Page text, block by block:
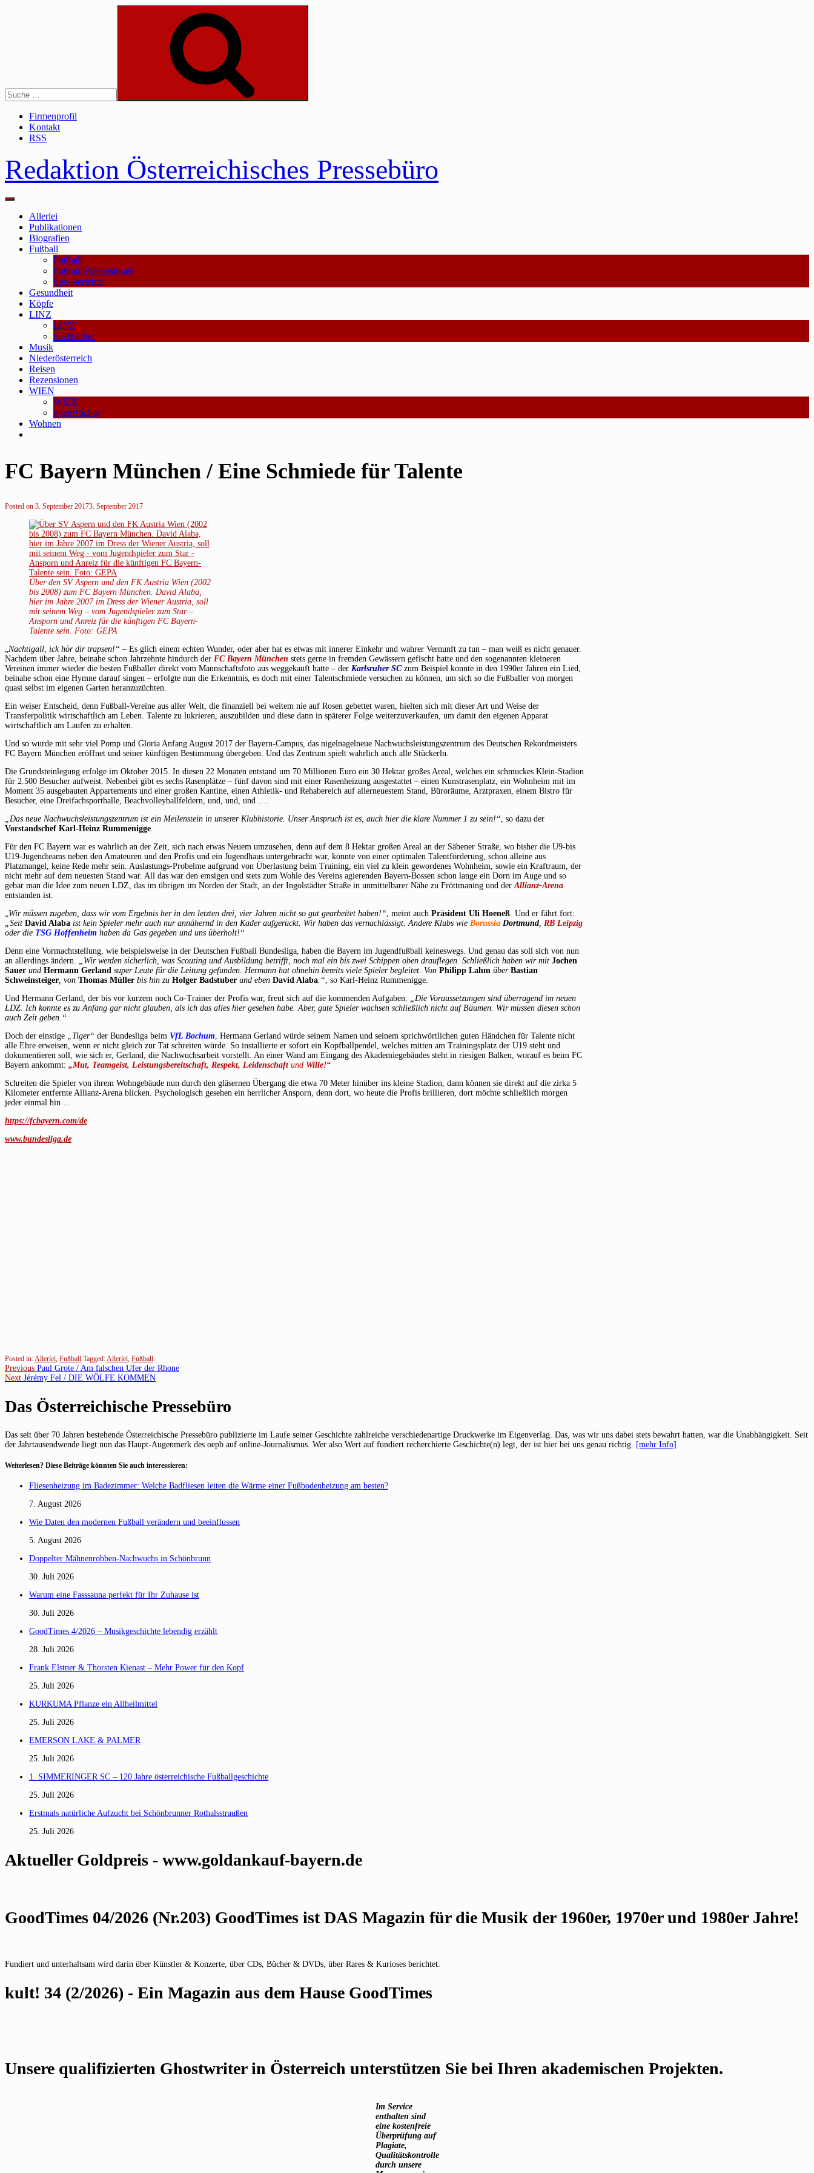
Suche
Firmenprofil
Kontakt
RSS
Redaktion Österreichisches Pressebüro
Main
Allerlei
Publikationen
Biografien
Fußball
Fußball
Fußball-Rezensionen
Spielberichte
Gesundheit
Köpfe
LINZ
LINZ
linzBücher
Musik
Niederösterreich
Reisen
Rezensionen
WIEN
WIEN
wienBücher
Wohnen
FC Bayern München / Eine Schmiede für Talente
Posted on 3. September 20173. September 2017
Über den SV Aspern und den FK Austria Wien (2002
bis 2008) zum FC Bayern München. David Alaba,
hier im Jahre 2007 im Dress der Wiener Austria, soll
mit seinem Weg – vom Jugendspieler zum Star –
Ansporn und Anreiz für die künftigen FC Bayern-
Talente sein. Foto: GEPA
Nachtigall, ick hör dir trapsen!“ – Es glich einem echten Wunder, oder aber hat es etwas mit innerer Einkehr und wahrer Vernunft zu tun – man weiß es nicht genauer.
Nachdem über Jahre, beinahe schon Jahrzehnte hindurch der FC Bayern München stets gerne in fremden Gewässern gefischt hatte und den sogenannten kleineren
Vereinen immer wieder die besten Fußballer direkt vom Mannschaftsfoto aus weggekauft hatte – der Karlsruher SC zum Beispiel konnte in den 1990er Jahren ein Lied,
beinahe schon eine Hymne darauf singen – erfolgte nun die Erkenntnis, es doch mit einer Talentschmiede versuchen zu können, um sich so die Fußballer von morgen
quasi selbst im eigenen Garten heranzuzüchten.
Ein weiser Entscheid, denn Fußball-Vereine aus aller Welt, die finanziell bei weitem nie auf Rosen gebettet waren, hielten sich mit dieser Art und Weise der
Transferpolitik wirtschaftlich am Leben. Talente zu lukrieren, auszubilden und diese dann in späterer Folge weiterzuverkaufen, um damit den eigenen Apparat
wirtschaftlich am Laufen zu erhalten.
Und so wurde mit sehr viel Pomp und Gloria Anfang August 2017 der Bayern-Campus, das nigelnagelneue Nachwuchsleistungszentrum des Deutschen Rekordmeisters
FC Bayern München eröffnet und seiner künftigen Bestimmung übergeben. Und das Zentrum spielt wahrlich auch alle Stückerln.
Die Grundsteinlegung erfolge im Oktober 2015. In diesen 22 Monaten entstand um 70 Millionen Euro ein 30 Hektar großes Areal, welches ein schmuckes Klein-Stadion
für 2.500 Besucher aufweist. Nebenbei gibt es sechs Rasenplätze – fünf davon sind mit einer Rasenheizung ausgestattet – einen Kunstrasenplatz, ein Wohnheim mit im
Moment 35 ausgebauten Appartements und einer großen Kantine, einen Athletik- und Rehabereich auf allerneuestem Stand, Büroräume, Arztpraxen, einem Bistro für
Besucher, eine Dreifachsporthalle, Beachvolleyballfeldern, und, und, und ….
„Das neue Nachwuchsleistungszentrum ist ein Meilenstein in unserer Klubhistorie. Unser Anspruch ist es, auch hier die klare Nummer 1 zu sein!“ , so dazu der
Vorstandschef Karl-Heinz Rummenigge
Für den FC Bayern war es wahrlich an der Zeit, sich nach etwas Neuem umzusehen, denn auf dem 8 Hektar großen Areal an der Säbener Straße, wo bisher die U9-bis
U19-Jugendteams neben den Amateuren und den Profis und ein Jugendhaus untergebracht war, konnte von einer optimalen Talentförderung, schon alleine aus
Platzmangel, keine Rede mehr sein. Auslastungs-Probelme aufgrund von Überlastung beim Training, ein viel zu klein gewordenes Wohnheim, sowie ein Kraftraum, der
nicht mehr auf dem neuesten Stand war. All das war den emsigen und stets zum Wohle des Vereins agierenden Bayern-Bossen schon lange ein Dorn im Auge und so
gebar man die Idee zum neuen LDZ, das im übrigen im Norden der Stadt, an der Ingolstädter Straße in unmittelbarer Nähe zu Fröttmaning und der Allianz-Arena
entstanden ist.
Wir müssen zugeben, dass wir vom Ergebnis her in den letzten drei, vier Jahren nicht so gut gearbeitet haben!“ , meint auch Präsident Uli Hoeneß . Und er fährt fort:
„Seit David Alaba ist kein Spieler mehr auch nur annähernd in den Kader aufgerückt. Wir haben das vernachlässigt. Andere Klubs wie Borussia Dortmund RB Leipzig
oder die TSG Hoffenheim haben da Gas gegeben und uns überholt!“
Denn eine Vormachtstellung, wie beispielsweise in der Deutschen Fußball Bundesliga, haben die Bayern im Jugendfußball keineswegs. Und genau das soll sich von nun
an allerdings ändern.
„Wir werden sicherlich, was Scouting und Ausbildung betrifft, noch mal ein bis zwei Schippen oben drauflegen. Schließlich haben wir mit Jochen
Sauer und Hermann Gerland super Leute für die Leitung gefunden. Hermann hat ohnehin bereits viele Spieler begleitet. Von Philipp Lahm über Bastian
Schweinsteiger , von Thomas Müller bis hin zu Holger Badstuber und eben David Alaba .“ , so Karl-Heinz Rummenigge.
Und Hermann Gerland, der bis vor kurzem noch Co-Trainer der Profis war, freut sich auf die kommenden Aufgaben:
„Die Voraussetzungen sind überragend im neuen
LDZ. Ich konnte es zu Anfang gar nicht glauben, als ich das alles hier gesehen habe. Aber, gute Spieler wachsen schließlich nicht auf Bäumen. Wir müssen diesen schon
auch Zeit geben.“
Doch der einstige
„Tiger“ der Bundesliga beim VfL Bochum , Hermann Gerland würde seinem Namen und seinem sprichwörtlichen guten Händchen für Talente nicht
alle Ehre erweisen, wenn er nicht gleich zur Tat schreiten würde. So installierte er sofort ein Kopfballpendel, welches mitten am Trainingsplatz der U19 steht und
dokumentieren soll, wie sich er, Gerland, die Nachwuchsarbeit vorstellt. An einer Wand am Eingang des Akademiegebäudes steht in riesigen Balken, worauf es beim FC
Bayern ankommt: „Mut, Teamgeist, Leistungsbereitschaft, Respekt, Leidenschaft und Wille!“
Schreiten die Spieler von ihrem Wohngebäude nun durch den gläsernen Übergang die etwa 70 Meter hinüber ins kleine Stadion, dann können sie direkt auf die zirka 5
Kilometer entfernte Allianz-Arena blicken. Psychologisch gesehen ein herrlicher Ansporn, denn dort, wo heute die Profis brillieren, dort möchte schließlich morgen
jeder einmal hin …
https://fcbayern.com/de
www.bundesliga.de
Posted in: Allerlei Fußball Tagged: Allerlei Fußball
Beitragsnavigation
Previous Previous
post:
Paul Grote / Am falschen Ufer der Rhone
Next Next
Jérémy Fel / DIE WÖLFE KOMMEN
Das Österreichische Pressebüro
Das seit über 70 Jahren bestehende Österreichische Pressebüro publizierte im Laufe seiner Geschichte zahlreiche verschiedenartige Druckwerke im Eigenverlag. Das, was wir uns dabei stets bewahrt hatten, war die Unabhängigkeit. Seit
der Jahrtausendwende liegt nun das Haupt-Augenmerk des oepb auf online-Journalismus. Wer also Wert auf fundiert recherchierte Geschichte(n) legt, der ist hier bei uns genau richtig. [mehr Info]
Weiterlesen? Diese Beiträge könnten Sie auch interessieren:
Fliesenheizung im Badezimmer: Welche Badfliesen leiten die Wärme einer Fußbodenheizung am besten?
7. August 2026
Wie Daten den modernen Fußball verändern und beeinflussen
5. August 2026
Doppelter Mähnenrobben-Nachwuchs in Schönbrunn
30. Juli 2026
Warum eine Fasssauna perfekt für Ihr Zuhause ist
30. Juli 2026
GoodTimes 4/2026 – Musikgeschichte lebendig erzählt
28. Juli 2026
Frank Elstner & Thorsten Kienast – Mehr Power für den Kopf
25. Juli 2026
KURKUMA Pflanze ein Allheilmittel
25. Juli 2026
EMERSON LAKE & PALMER
25. Juli 2026
1. SIMMERINGER SC – 120 Jahre österreichische Fußballgeschichte
25. Juli 2026
Erstmals natürliche Aufzucht bei Schönbrunner Rothalsstraußen
25. Juli 2026
Aktueller Goldpreis - www.goldankauf-bayern.de
GoodTimes 04/2026 (Nr.203) GoodTimes ist DAS Magazin für die Musik der 1960er, 1970er und 1980er Jahre!
Fundiert und unterhaltsam wird darin über Künstler & Konzerte, über CDs, Bücher & DVDs, über Rares & Kurioses berichtet.
kult! 34 (2/2026) - Ein Magazin aus dem Hause GoodTimes
Unsere qualifizierten Ghostwriter in Österreich unterstützen Sie bei Ihren akademischen Projekten.
Im Service
enthalten sind
eine kostenfreie
Überprüfung auf
Plagiate,
Qualitätskontrolle
durch unsere